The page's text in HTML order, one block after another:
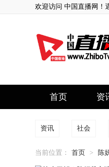
欢迎访问 中国直播网！
首页 资
资讯 社会
当前位置： 首页 > 陈